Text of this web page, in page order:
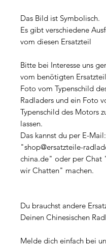
Das Bild ist Symbolisch.
Es gibt verschiedene
vom diesen Ersatzteil
Bitte bei Interesse uns
vom benötigten
Foto vom Typenschild
Radladers und ein Foto
Typenschild des Motors
lassen.
Das kannst du per E-Mail:
"shop@ersatzteile-
china.de" oder per Chat
wir Chatten" machen.
Du brauchst andere
Deinen Chinesischen
Melde dich einfach bei